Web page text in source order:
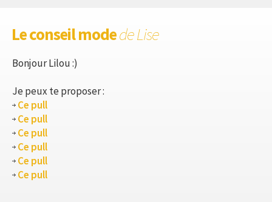
Le conseil modede Lise
Bonjour Lilou :)
Je peux te proposer :
Ce pull
Ce pull
Ce pull
Ce pull
Ce pull
Ce pull